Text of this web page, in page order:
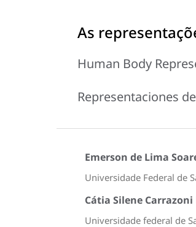
As
Human Body
Representaciones
Emerson de Lima
Universidade Federal de
Cátia Silene Carrazoni
Universidade federal de